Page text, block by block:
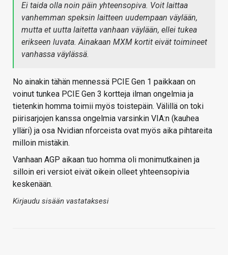
Ei taida olla noin päin yhteensopiva. Voit laittaa
vanhemman speksin laitteen uudempaan väylään,
mutta et uutta laitetta vanhaan väylään, ellei tukea
erikseen luvata. Ainakaan MXM kortit eivät toimineet
vanhassa väylässä.
No ainakin tähän mennessä PCIE Gen 1 paikkaan on
voinut tunkea PCIE Gen 3 kortteja ilman ongelmia ja
tietenkin homma toimii myös toistepäin. Välillä on toki
piirisarjojen kanssa ongelmia varsinkin VIA:n (kauhea
ylläri) ja osa Nvidian nforceista ovat myös aika pihtareita
milloin mistäkin.
Vanhaan AGP aikaan tuo homma oli monimutkainen ja
silloin eri versiot eivät oikein olleet yhteensopivia
keskenään.
Kirjaudu sisään vastataksesi